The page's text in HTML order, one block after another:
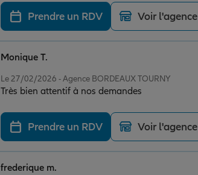
Prendre un RDV Voir l'agence
Le 27/02/2026 - Agence BORDEAUX TOURNY
Très bien attentif à nos demandes
Monique T.
Prendre un RDV Voir l'agence
frederique m.